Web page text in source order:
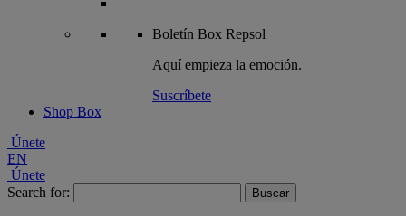
Boletín Box Repsol
Aquí empieza la emoción.
Suscríbete
Shop Box
Únete
EN
Únete
Search for: